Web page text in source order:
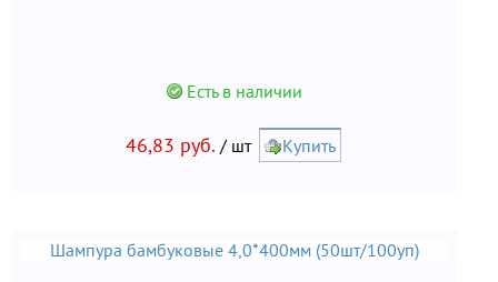
Есть в наличии
46,83 руб. / шт Купить
Шампура бамбуковые 4,0*400мм (50шт/100уп)